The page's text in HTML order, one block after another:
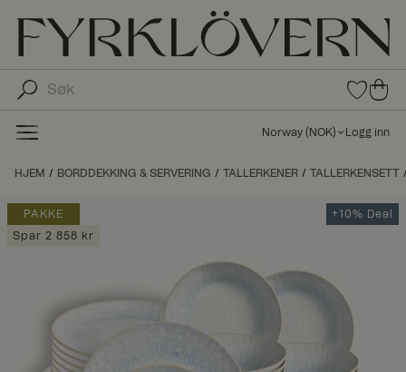
0
pro
ter i
er
0
pro
du
r i
ndl
ek
Norway ( NOK) Logg inn
HJEM BORDDEKKING & SERVERING TALLERKENER TALLERKENSETT
PAKKE
Spar 2 858 kr
+10% Deal